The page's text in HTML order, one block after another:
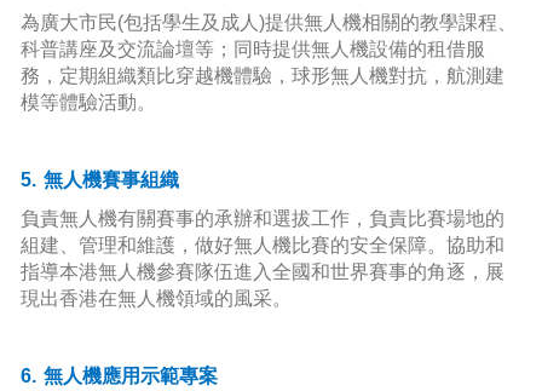
為廣大市民(包括學生及成人)提供無人機相關的教學課程、
科普講座及交流論壇等；同時提供無人機設備的租借服
務，定期組織類比穿越機體驗，球形無人機對抗，航測建
模等體驗活動。
5. 無人機賽事組織
負責無人機有關賽事的承辦和選拔工作，負責比賽場地的
組建、管理和維護，做好無人機比賽的安全保障。協助和
指導本港無人機參賽隊伍進入全國和世界賽事的角逐，展
現出香港在無人機領域的風采。
6. 無人機應用示範專案